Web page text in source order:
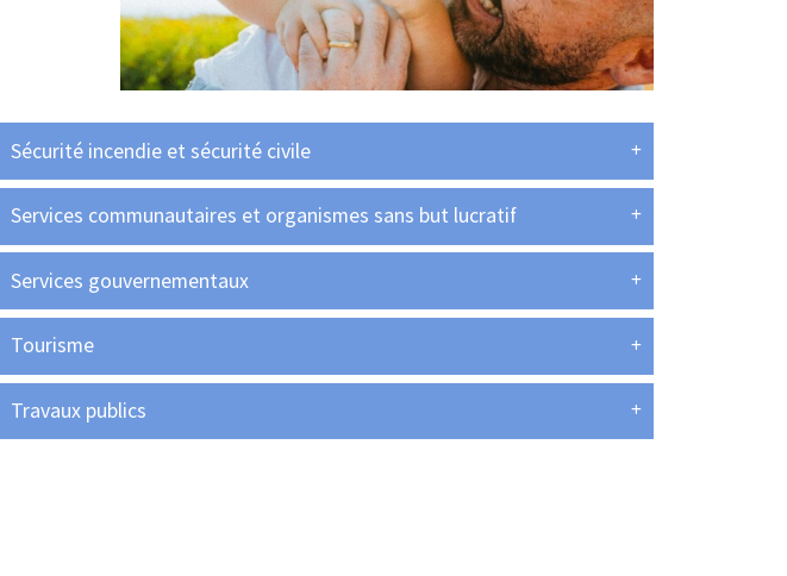
Sécurité incendie et sécurité civile
Services communautaires et organismes sans but lucratif
Services gouvernementaux
Tourisme
Travaux publics